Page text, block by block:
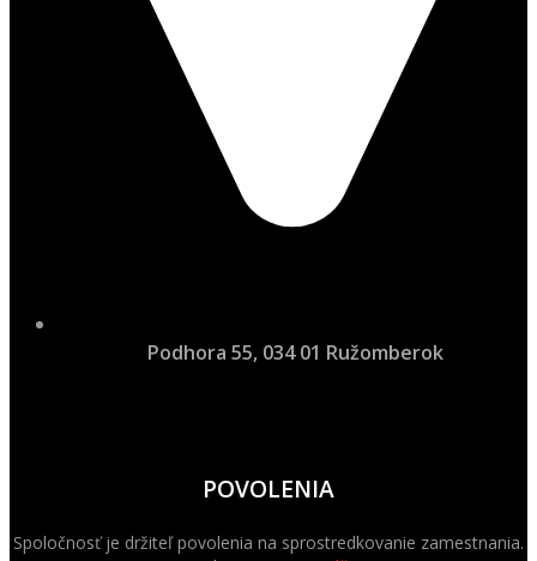
Podhora 55, 034 01 Ružomberok
POVOLENIA
Spoločnosť je držiteľ povolenia na sprostredkovanie zamestnania.